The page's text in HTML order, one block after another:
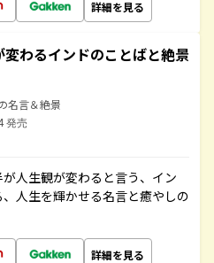
詳細を見る
変わるインドのことばと絶景
名言＆絶景
発売
人生観が変わると言う、イン
人生を輝かせる名言と癒やしの
詳細を見る